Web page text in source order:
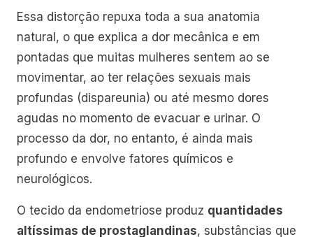
Essa distorção repuxa toda a sua anatomia
natural, o que explica a dor mecânica e em
pontadas que muitas mulheres sentem ao se
movimentar, ao ter relações sexuais mais
profundas (dispareunia) ou até mesmo dores
agudas no momento de evacuar e urinar. O
processo da dor, no entanto, é ainda mais
profundo e envolve fatores químicos e
neurológicos.
O tecido da endometriose produz quantidades
altíssimas de prostaglandinas, substâncias que